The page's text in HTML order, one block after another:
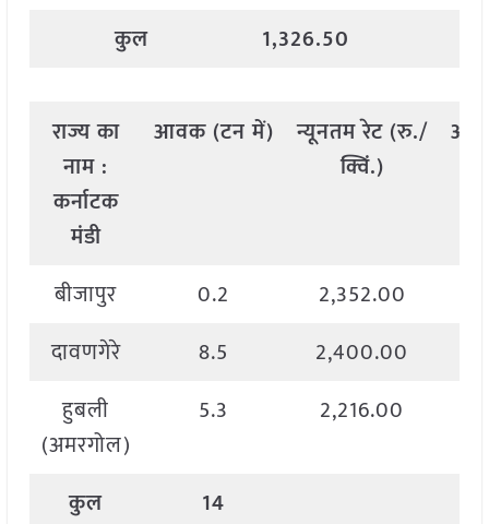
कुल
1,326.50
राज्यका
नाम :
कर्नाटक
मंडी
आवक (टनमें) न्यूनतमरेट (रु./
क्विं.)
बीजापुर 0.2 2,352.00
दावणगेरे
8.5 2,400.00
हुबली
(अमरगोल)
5.3 2,216.00
कुल 14